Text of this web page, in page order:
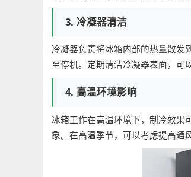
3. 冷凝器清洁
冷凝器负责将冰箱内部的热量散发
至停机。定期清洁冷凝器表面，可
4. 高温环境影响
冰箱工作在高温环境下，制冷效果
象。在高温季节，可以考虑提高通